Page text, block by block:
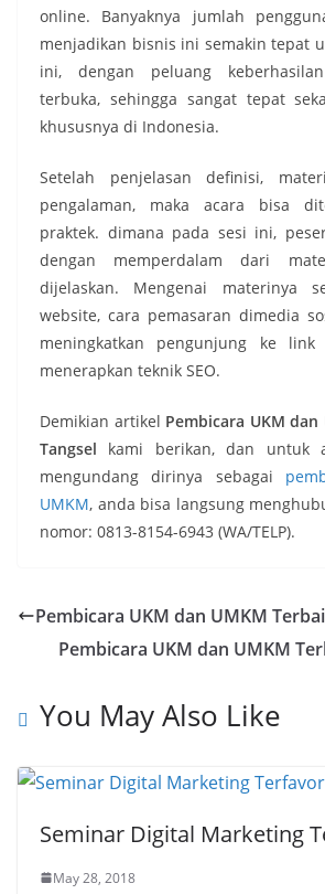
online. Banyaknya jumlah
menjadikan bisnis ini semakin tepat
ini, dengan peluang
terbuka, sehingga sangat tepat
khususnya di Indonesia.
Setelah penjelasan definisi,
pengalaman, maka acara bisa
praktek. dimana pada sesi ini,
dengan memperdalam dari
dijelaskan. Mengenai materinya
website, cara pemasaran dimedia
meningkatkan pengunjung ke link
menerapkan teknik SEO.
Demikian artikel Pembicara UKM
Tangsel kami berikan, dan untuk
mengundang dirinya sebagai
UMKM, anda bisa langsung
nomor: 0813-8154-6943 (WA/TELP).
Pembicara UKM dan UMKM
Pembicara UKM dan UMKM
You May Also Like
Seminar Digital Marketing
May 28, 2018